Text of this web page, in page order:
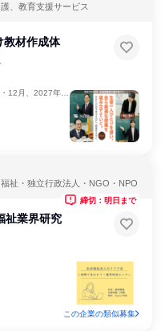
、教育支援サービス
教材作成体
、2027年1月・2月
祉・独立行政法人・NGO・NPO
祉業界研究
締切：明日まで
この企業の類似募集